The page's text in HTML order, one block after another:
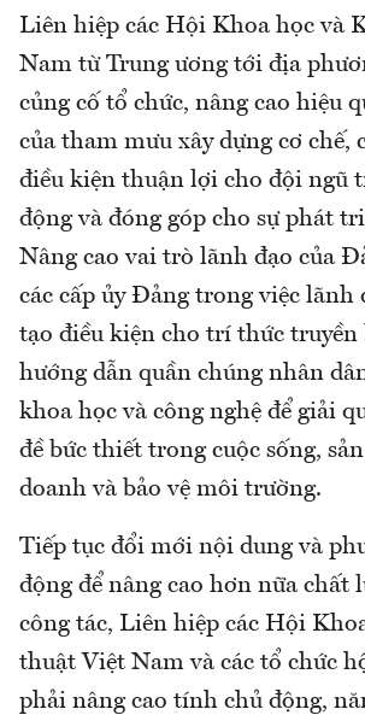
Liên hiệp các Hội Khoa học và
Nam từ Trung ương tới địa
củng cố tổ chức, nâng cao hiệu
của tham mưu xây dựng cơ chế,
điều kiện thuận lợi cho đội ngũ
động và đóng góp cho sự phát
Nâng cao vai trò lãnh đạo của
các cấp ủy Đảng trong việc lãnh
tạo điều kiện cho trí thức truyền
hướng dẫn quần chúng nhân
khoa học và công nghệ để giải
đề bức thiết trong cuộc sống,
doanh và bảo vệ môi trường.
Tiếp tục đổi mới nội dung và
động để nâng cao hơn nữa chất
công tác, Liên hiệp các Hội
thuật Việt Nam và các tổ chức
phải nâng cao tính chủ động,